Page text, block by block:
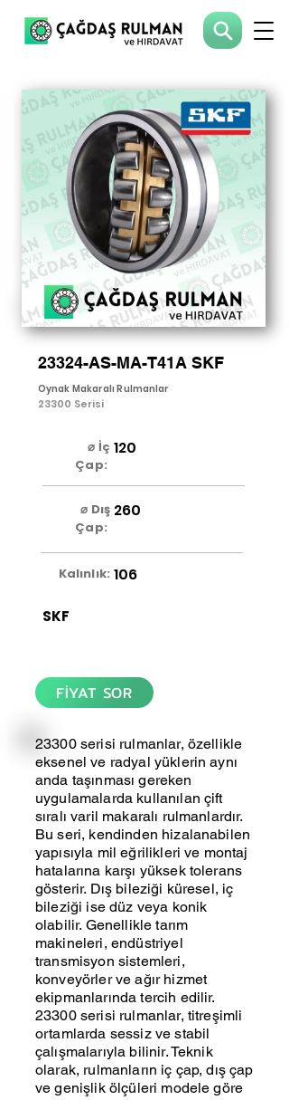
23324-AS-MA-T41A SKF
Oynak Makaralı Rulmanlar
23300 Serisi
⌀ İç
Çap:
120
⌀ Dış
Çap:
260
Kalınlık: 106
SKF
FİYAT SOR
23300 serisi rulmanlar, özellikle
eksenel ve radyal yüklerin aynı
anda taşınması gereken
uygulamalarda kullanılan çift
sıralı varil makaralı rulmanlardır.
Bu seri, kendinden hizalanabilen
yapısıyla mil eğrilikleri ve montaj
hatalarına karşı yüksek tolerans
gösterir. Dış bileziği küresel, iç
bileziği ise düz veya konik
olabilir. Genellikle tarım
makineleri, endüstriyel
transmisyon sistemleri,
konveyörler ve ağır hizmet
ekipmanlarında tercih edilir.
23300 serisi rulmanlar, titreşimli
ortamlarda sessiz ve stabil
çalışmalarıyla bilinir. Teknik
olarak, rulmanların iç çap, dış çap
ve genişlik ölçüleri modele göre